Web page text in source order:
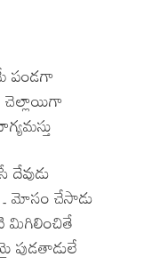
పండగా
చెల్లాయిగా
మోసం చేసాడు
మిగిలించితే
పుడతాడులే